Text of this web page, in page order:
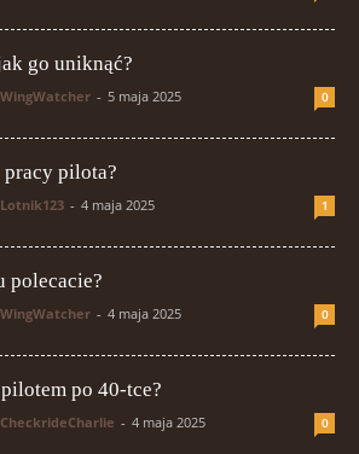
go uniknąć?
WingWatcher - 5 maja 2025 0
pilota?
Lotnik123 - 4 maja 2025 1
polecacie?
WingWatcher - 4 maja 2025 0
po 40-tce?
CheckrideCharlie - 4 maja 2025 0